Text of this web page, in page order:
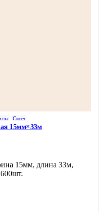
, Скотч
15мм×33м
15мм, длина 33м,